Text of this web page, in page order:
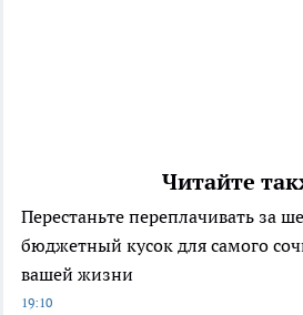
Читайте
Перестаньте переплачивать за
бюджетный кусок для самого
вашей жизни
19:10